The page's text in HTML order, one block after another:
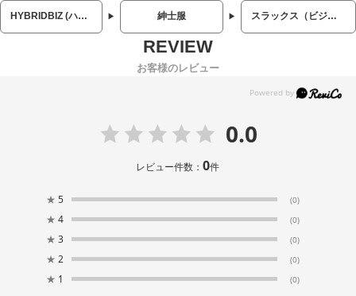
HYBRIDBIZ (ハイブリッドビズ) 紳士服 スラックス（ビジネス）
お客様のレビュー
0.0
レビュー件数：0件
★ 5 (0)
★ 4 (0)
★ 3 (0)
★ 2 (0)
★ 1 (0)